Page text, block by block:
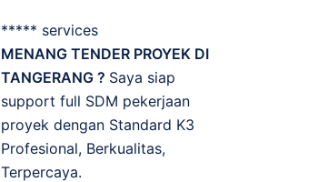
***** services
MENANG TENDER PROYEK DI
TANGERANG ? Saya siap
support full SDM pekerjaan
proyek dengan Standard K3
Profesional, Berkualitas,
Terpercaya.